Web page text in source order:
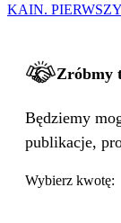
KAIN.
Zróbmy
Będziemy
publikacje,
Wybierz kwotę: